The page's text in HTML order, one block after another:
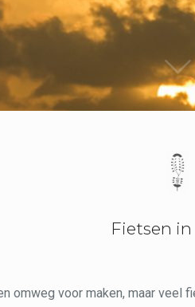
Fietsen in
omweg voor maken, maar veel